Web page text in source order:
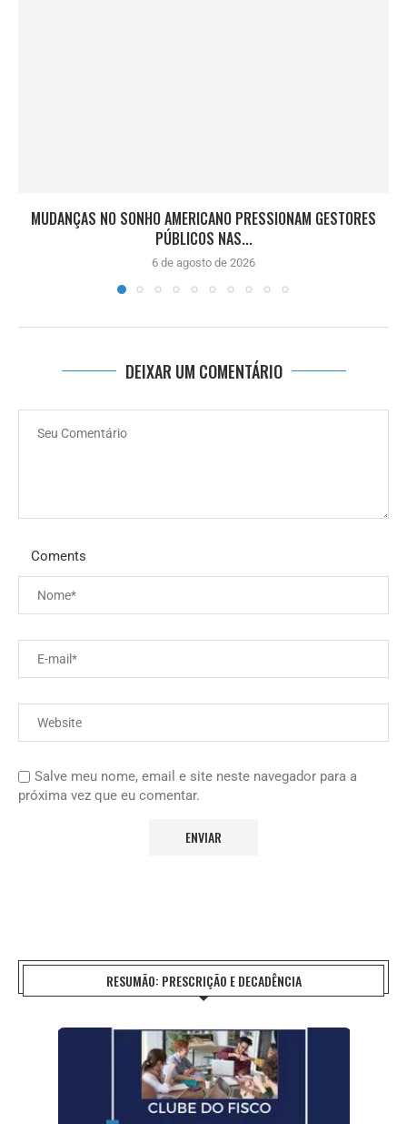
MUDANÇAS NO SONHO AMERICANO PRESSIONAM GESTORES
PÚBLICOS NAS...
6 de agosto de 2026
DEIXAR UM COMENTÁRIO
Coments
Salve meu nome, email e site neste navegador para a
próxima vez que eu comentar.
RESUMÃO: PRESCRIÇÃO E DECADÊNCIA